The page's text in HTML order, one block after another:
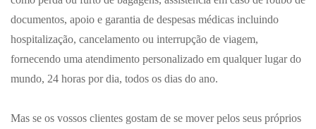
documentos, apoio e garantia de despesas médicas incluindo
hospitalização, cancelamento ou interrupção de viagem,
fornecendo uma atendimento personalizado em qualquer lugar do
mundo, 24 horas por dia, todos os dias do ano.
Mas se os vossos clientes gostam de se mover pelos seus próprios